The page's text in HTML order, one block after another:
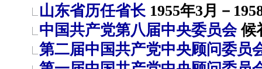
山东省历任省长1955年3月－
中国共产党第八届中央委员会候
第二届中国共产党中央顾问委员